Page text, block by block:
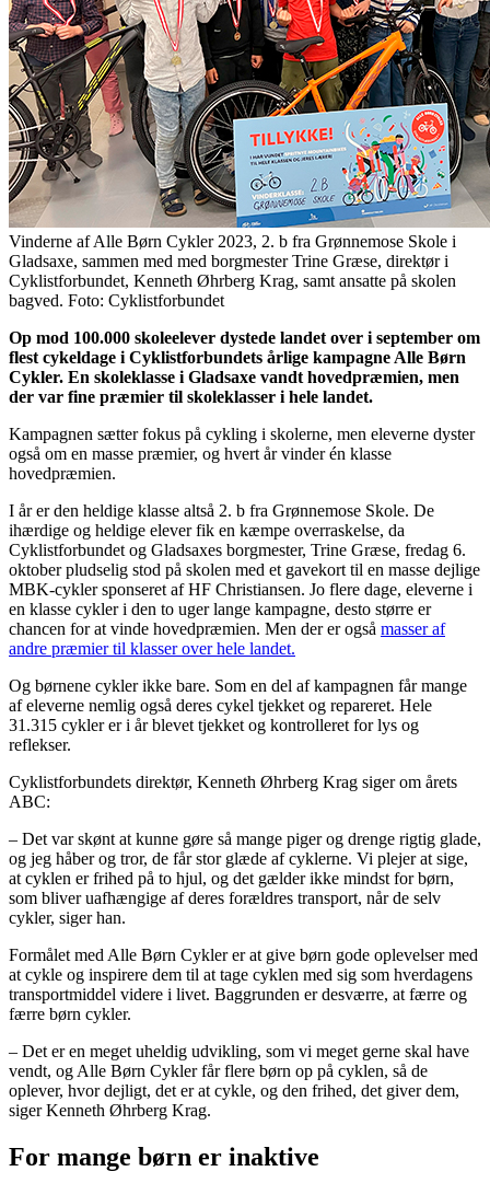
Vinderne af Alle Børn Cykler 2023, 2. b fra Grønnemose Skole i
Gladsaxe, sammen med med borgmester Trine Græse, direktør i
Cyklistforbundet, Kenneth Øhrberg Krag, samt ansatte på skolen
bagved. Foto: Cyklistforbundet
Op mod 100.000 skoleelever dystede landet over i september om
flest cykeldage i Cyklistforbundets årlige kampagne Alle Børn
Cykler. En skoleklasse i Gladsaxe vandt hovedpræmien, men
der var fine præmier til skoleklasser i hele landet.
Kampagnen sætter fokus på cykling i skolerne, men eleverne dyster
også om en masse præmier, og hvert år vinder én klasse
hovedpræmien.
I år er den heldige klasse altså 2. b fra Grønnemose Skole. De
ihærdige og heldige elever fik en kæmpe overraskelse, da
Cyklistforbundet og Gladsaxes borgmester, Trine Græse, fredag 6.
oktober pludselig stod på skolen med et gavekort til en masse dejlige
MBK-cykler sponseret af HF Christiansen. Jo flere dage, eleverne i
en klasse cykler i den to uger lange kampagne, desto større er
chancen for at vinde hovedpræmien. Men der er også masser af
andre præmier til klasser over hele landet.
Og børnene cykler ikke bare. Som en del af kampagnen får mange
af eleverne nemlig også deres cykel tjekket og repareret. Hele
31.315 cykler er i år blevet tjekket og kontrolleret for lys og
reflekser.
Cyklistforbundets direktør, Kenneth Øhrberg Krag siger om årets
ABC:
– Det var skønt at kunne gøre så mange piger og drenge rigtig glade,
og jeg håber og tror, de får stor glæde af cyklerne. Vi plejer at sige,
at cyklen er frihed på to hjul, og det gælder ikke mindst for børn,
som bliver uafhængige af deres forældres transport, når de selv
cykler, siger han.
Formålet med Alle Børn Cykler er at give børn gode oplevelser med
at cykle og inspirere dem til at tage cyklen med sig som hverdagens
transportmiddel videre i livet. Baggrunden er desværre, at færre og
færre børn cykler.
– Det er en meget uheldig udvikling, som vi meget gerne skal have
vendt, og Alle Børn Cykler får flere børn op på cyklen, så de
oplever, hvor dejligt, det er at cykle, og den frihed, det giver dem,
siger Kenneth Øhrberg Krag.
For mange børn er inaktive